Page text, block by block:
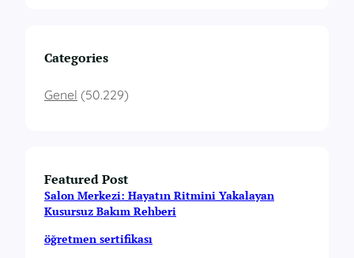
Categories
Genel (50.229)
Featured Post
Salon Merkezi: Hayatın Ritmini Yakalayan
Kusursuz Bakım Rehberi
öğretmen sertifikası